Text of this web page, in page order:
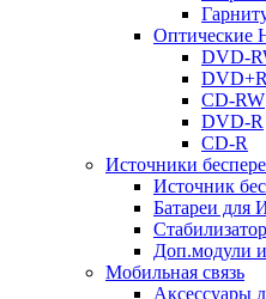
Оптические
DVD-
DVD+R
CD-RW
DVD-R
CD-R
Источники
Источник
Батареи для
Доп.модули
Мобильная связь
Аксессуары